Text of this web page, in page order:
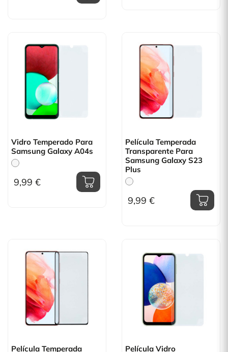
Vidro Temperado Para
Samsung Galaxy A04s
9,99 €
Película Temperada
Transparente Para
Samsung Galaxy S23
Plus
9,99 €
Película Temperada
Película Vidro